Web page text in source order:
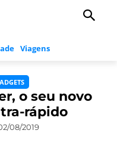
Viagens
o seu novo
rápido
08/2019